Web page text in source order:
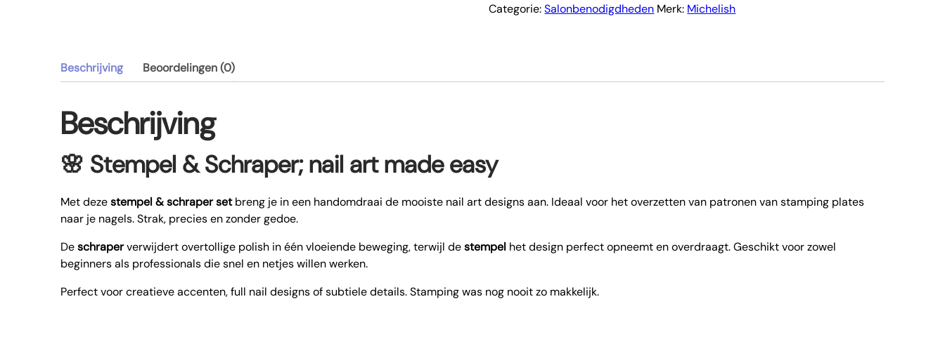
Categorie:Salonbenodigdheden Merk: Michelish
Beschrijving Beoordelingen (0)
Beschrijving
🌸 Stempel & Schraper; nail art made easy
Met dezestempel & schraper setbreng je in een handomdraai de mooiste nail art designs aan. Ideaal voor het overzetten van patronen van stamping plates
naar je nagels. Strak, precies en zonder gedoe.
Deschraperverwijdert overtollige polish in één vloeiende beweging, terwijl destempelhet design perfect opneemt en overdraagt. Geschikt voor zowel
beginners als professionals die snel en netjes willen werken.
Perfect voor creatieve accenten, full nail designs of subtiele details. Stamping was nog nooit zo makkelijk.